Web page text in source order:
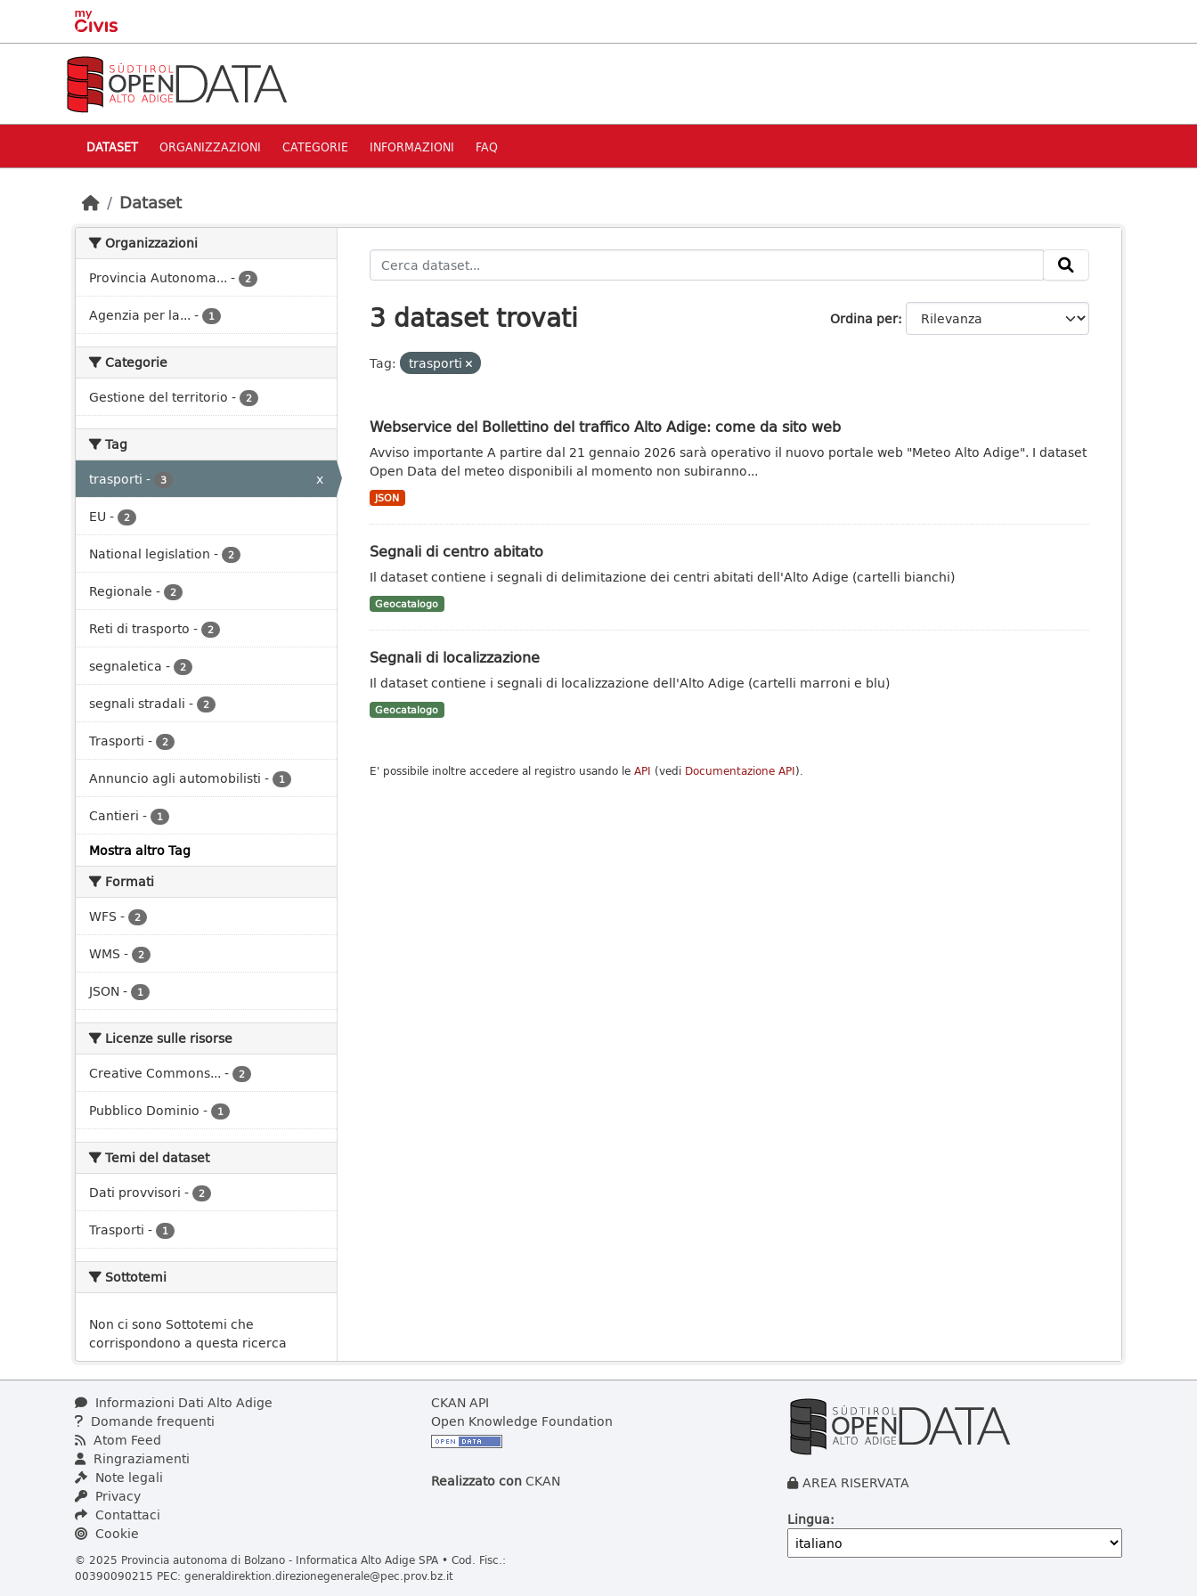
Skip to main content
DATASET ORGANIZZAZIONI CATEGORIE INFORMAZIONI FAQ
Dataset
Organizzazioni
Provincia Autonoma... - 2
Agenzia per la... - 1
Categorie
Gestione del territorio - 2
Tag
trasporti - 3
x
EU - 2
National legislation - 2
Regionale - 2
Reti di trasporto - 2
segnaletica - 2
segnali stradali - 2
Trasporti - 2
Annuncio agli automobilisti - 1
Cantieri - 1
Mostra altro Tag
Formati
WFS - 2
WMS - 2
JSON - 1
Licenze sulle risorse
Creative Commons... - 2
Pubblico Dominio - 1
Temi del dataset
Dati provvisori - 2
Trasporti - 1
Sottotemi
Non ci sono Sottotemi che
corrispondono a questa ricerca
Ordina per
3 dataset trovati
Tag: trasporti
Webservice del Bollettino del traffico Alto Adige: come da sito web
Avviso importante A partire dal 21 gennaio 2026 sarà operativo il nuovo portale web "Meteo Alto Adige". I dataset
Open Data del meteo disponibili al momento non subiranno...
JSON
Segnali di centro abitato
Il dataset contiene i segnali di delimitazione dei centri abitati dell'Alto Adige (cartelli bianchi)
Geocatalogo
Segnali di localizzazione
Il dataset contiene i segnali di localizzazione dell'Alto Adige (cartelli marroni e blu)
Geocatalogo
E' possibile inoltre accedere al registro usando le API (vedi Documentazione API).
Informazioni Dati Alto Adige
Domande frequenti
Atom Feed
Ringraziamenti
Note legali
Privacy
Contattaci
Cookie
© 2025 Provincia autonoma di Bolzano - Informatica Alto Adige SPA • Cod. Fisc.:
00390090215 PEC: generaldirektion.direzionegenerale@pec.prov.bz.it
CKAN API
Open Knowledge Foundation
Realizzato conCKAN
AREA RISERVATA
Lingua